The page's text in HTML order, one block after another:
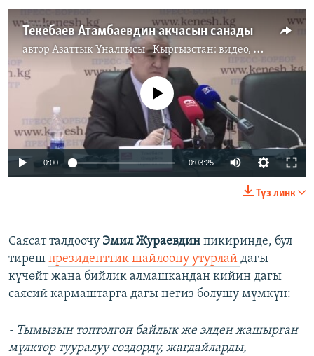
Текебаев Атамбаевдин акчасын санады
автор Азаттык Үналгысы | Кыргызстан: видео, фото, кабарлар
No media source currently available
0:00 0:03:25
Түз линк
Саясат талдоочу Эмил Жураевдин пикиринде, бул
тиреш президенттик шайлоону утурлай дагы
күчөйт жана бийлик алмашкандан кийин дагы
саясий кармаштарга дагы негиз болушу мүмкүн:
- Тымызын топтолгон байлык же элден жашырган
мүлктөр тууралуу сөздөрдү, жагдайларды,